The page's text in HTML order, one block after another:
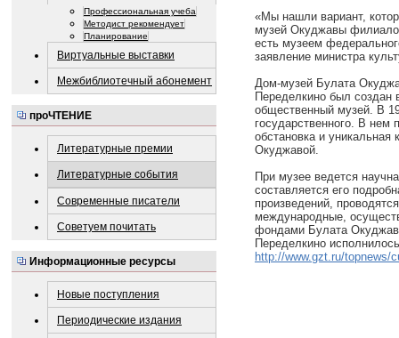
Профессиональная учеба
Методист рекомендует
Планирование
Виртуальные выставки
Межбиблиотечный абонемент
проЧТЕНИЕ
Литературные премии
Литературные события
Современные писатели
Советуем почитать
Информационные ресурсы
Новые поступления
Периодические издания
«Мы нашли вариант,
музей Окуджавы
есть музеем
заявление министра
Дом-музей Булата
Переделкино был создан
общественный музей. В
государственного. В нем
обстановка и уникальная
Окуджавой.
При музее ведется
составляется его
произведений,
международные,
фондами Булата
Переделкино
http://www.gzt.ru/topnews/